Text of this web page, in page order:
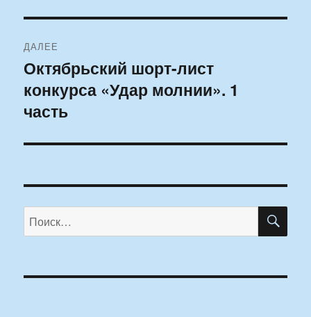
ДАЛЕЕ
Следующая
запись:
Октябрьский шорт-лист
конкурса «Удар молнии». 1
часть
Искать: